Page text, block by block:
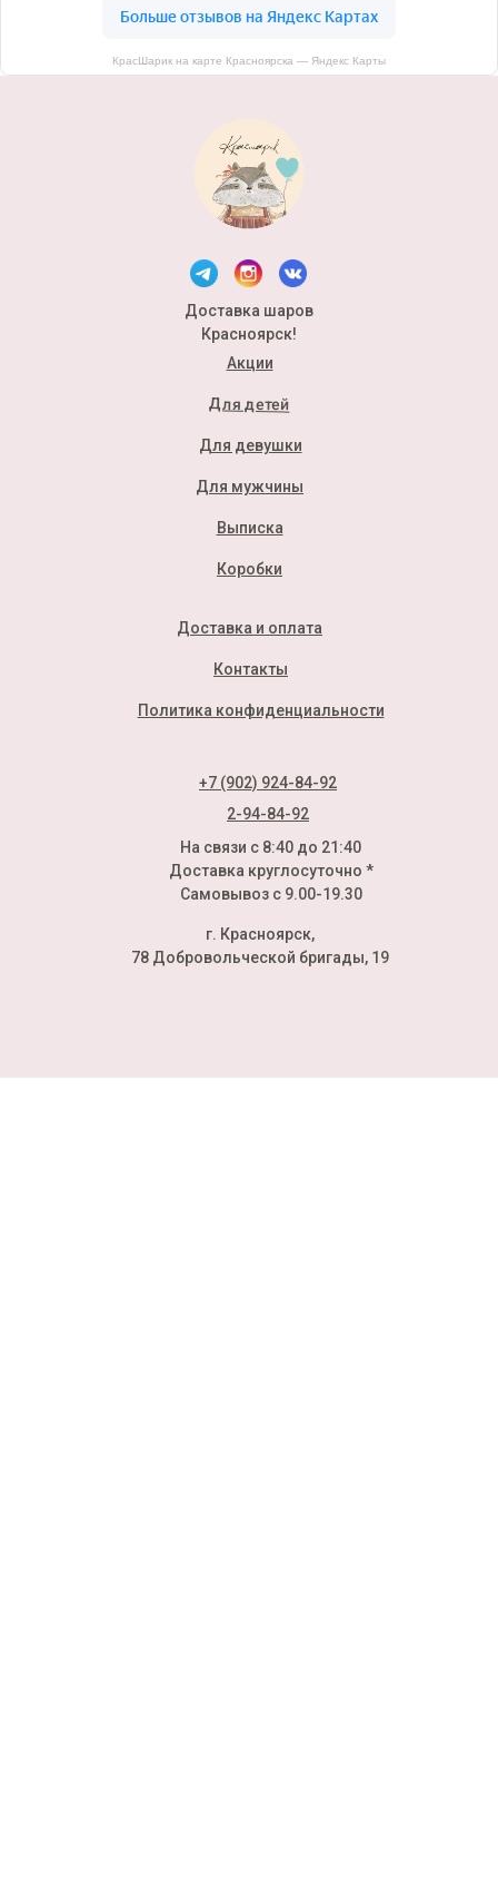
КрасШарик на карте Красноярска — Яндекс Карты
Доставка шаров
Красноярск!
Акции
Для детей
Для девушки
Для мужчины
Выписка
Коробки
На связи с 8:40 до 21:40
Доставка круглосуточно *
Самовывоз с 9.00-19.30
г. Красноярск,
78 Добровольческой бригады, 19
Политика конфиденциальности
Доставка и оплата
Контакты
+7 (902) 924-84-92
2-94-84-92